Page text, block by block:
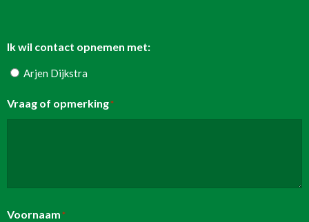
Ik wil contact opnemen met:
Arjen Dijkstra
Vraag of opmerking*
Voornaam*